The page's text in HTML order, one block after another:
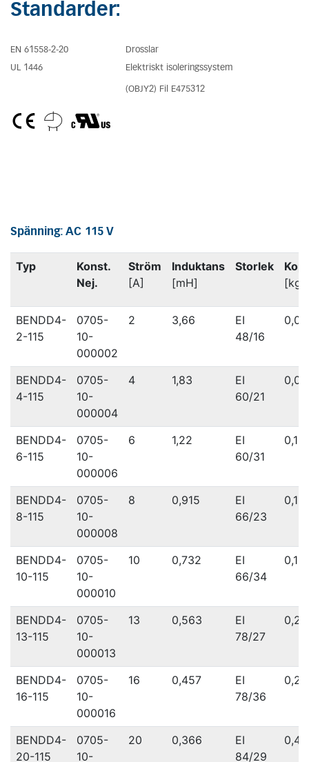
Standarder:
EN 61558-2-20
Drosslar
UL 1446
Elektriskt isoleringssystem
(OBJY2) Fil E475312
Spänning: AC 115 V
Typ
Konst.
Nej.
Ström
[A]
Induktans
[mH]
Storlek
[kg]
BENDD4-
2-115
0705-
10-
000002
2 3,66
EI
48/16
0,05
BENDD4-
4-115
0705-
10-
000004
4 1,83
EI
60/21
0,07
BENDD4-
6-115
0705-
10-
000006
6 1,22
EI
60/31
0,15
BENDD4-
8-115
0705-
10-
000008
8 0,915
EI
66/23
0,15
BENDD4-
10-115
0705-
10-
000010
10 0,732
EI
66/34
0,18
BENDD4-
13-115
0705-
10-
000013
13 0,563
EI
78/27
0,23
BENDD4-
16-115
0705-
10-
000016
16 0,457
EI
78/36
0,27
BENDD4-
20-115
0705-
10-
20 0,366
EI
84/29
0,42